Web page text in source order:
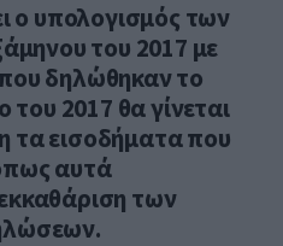
ο υπολογισμός των
του 2017 με
δηλώθηκαν το
του 2017 θα γίνεται
τα εισοδήματα που
αυτά
των